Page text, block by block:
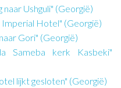
Ushguli" (Georgië)
Imperial Hotel" (Georgië)
Gori" (Georgië)
Sameba kerk Kasbeki"
lijkt gesloten" (Georgië)